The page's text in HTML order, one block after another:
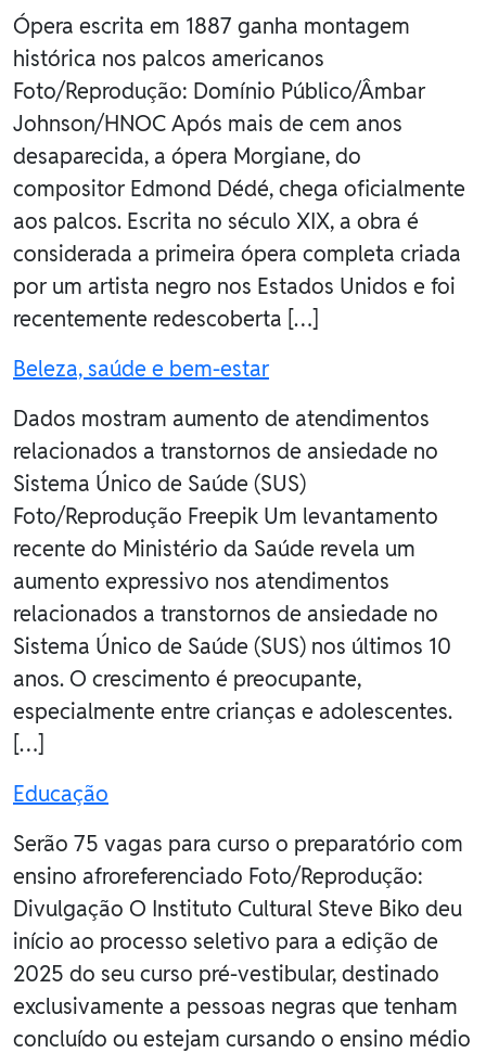
Ópera escrita em 1887 ganha montagem
histórica nos palcos americanos
Foto/Reprodução: Domínio Público/Âmbar
Johnson/HNOC Após mais de cem anos
desaparecida, a ópera Morgiane, do
compositor Edmond Dédé, chega oficialmente
aos palcos. Escrita no século XIX, a obra é
considerada a primeira ópera completa criada
por um artista negro nos Estados Unidos e foi
recentemente redescoberta […]
Beleza, saúde e bem-estar
Dados mostram aumento de atendimentos
relacionados a transtornos de ansiedade no
Sistema Único de Saúde (SUS)
Foto/Reprodução Freepik Um levantamento
recente do Ministério da Saúde revela um
aumento expressivo nos atendimentos
relacionados a transtornos de ansiedade no
Sistema Único de Saúde (SUS) nos últimos 10
anos. O crescimento é preocupante,
especialmente entre crianças e adolescentes.
[…]
Educação
Serão 75 vagas para curso o preparatório com
ensino afroreferenciado Foto/Reprodução:
Divulgação O Instituto Cultural Steve Biko deu
início ao processo seletivo para a edição de
2025 do seu curso pré-vestibular, destinado
exclusivamente a pessoas negras que tenham
concluído ou estejam cursando o ensino médio